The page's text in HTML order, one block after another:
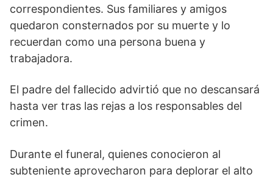
correspondientes. Sus familiares y amigos
quedaron consternados por su muerte y lo
recuerdan como una persona buena y
trabajadora.
El padre del fallecido advirtió que no descansará
hasta ver tras las rejas a los responsables del
crimen.
Durante el funeral, quienes conocieron al
subteniente aprovecharon para deplorar el alto